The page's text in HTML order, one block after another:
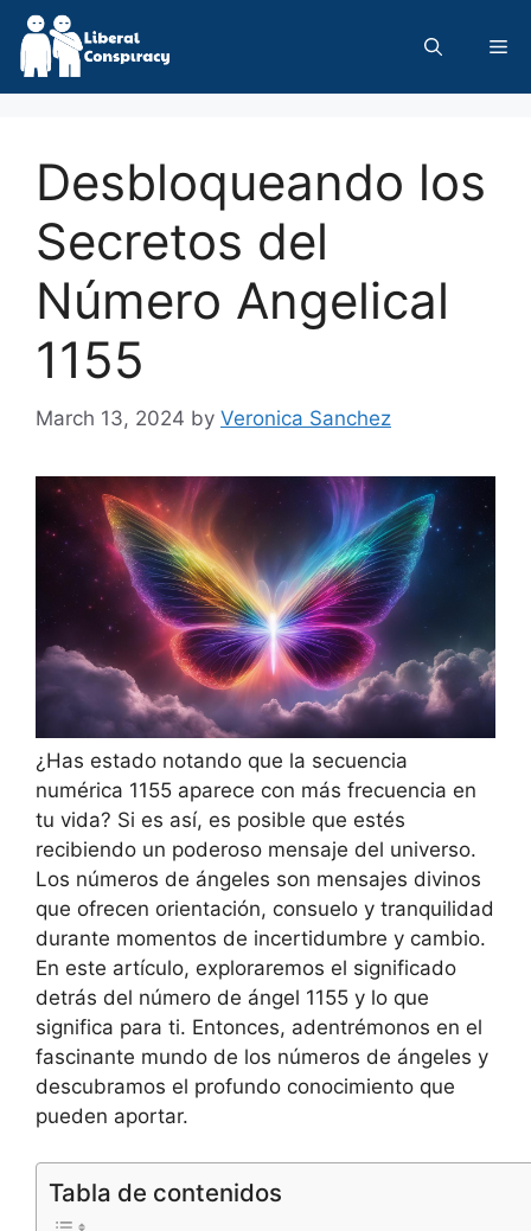
Skip
content
Desbloqueando los
Secretos del
Número Angelical
1155
March 13, 2024 by Veronica Sanchez
¿Has estado notando que la secuencia
numérica 1155 aparece con más frecuencia en
tu vida? Si es así, es posible que estés
recibiendo un poderoso mensaje del universo.
Los números de ángeles son mensajes divinos
que ofrecen orientación, consuelo y tranquilidad
durante momentos de incertidumbre y cambio.
En este artículo, exploraremos el significado
detrás del número de ángel 1155 y lo que
significa para ti. Entonces, adentrémonos en el
fascinante mundo de los números de ángeles y
descubramos el profundo conocimiento que
pueden aportar.
Tabla de contenidos